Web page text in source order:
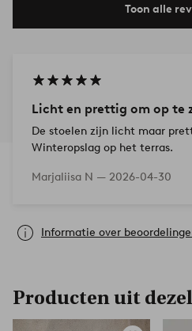
Toon alle
Licht en prettig om op te
De stoelen zijn licht maar
Winteropslag op het terras.
Marjaliisa N — 2026-04-30
Informatie over
Producten uit